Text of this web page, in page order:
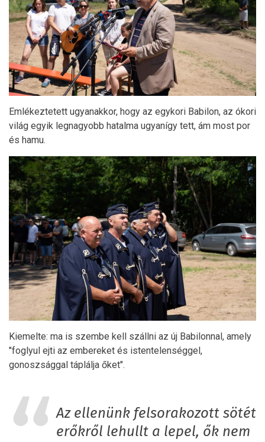
Emlékeztetett ugyanakkor, hogy az egykori Babilon, az ókori
világ egyik legnagyobb hatalma ugyanígy tett, ám most por
és hamu.
Kiemelte: ma is szembe kell szállni az új Babilonnal, amely
"foglyul ejti az embereket és istentelenséggel,
gonoszsággal táplálja őket".
Az ellenünk felsorakozott sötét
erőkről lehullt a lepel, ők nem